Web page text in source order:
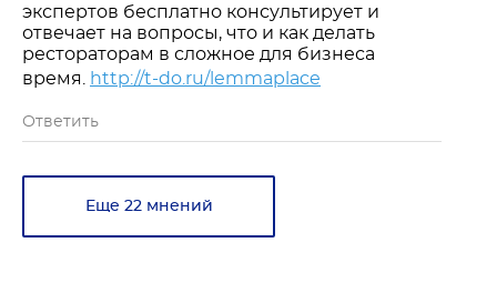
экспертов бесплатно консультирует и
отвечает на вопросы, что и как делать
рестораторам в сложное для бизнеса
время.
http://t-do.ru/lemmaplace
Ответить
Еще 22 мнений